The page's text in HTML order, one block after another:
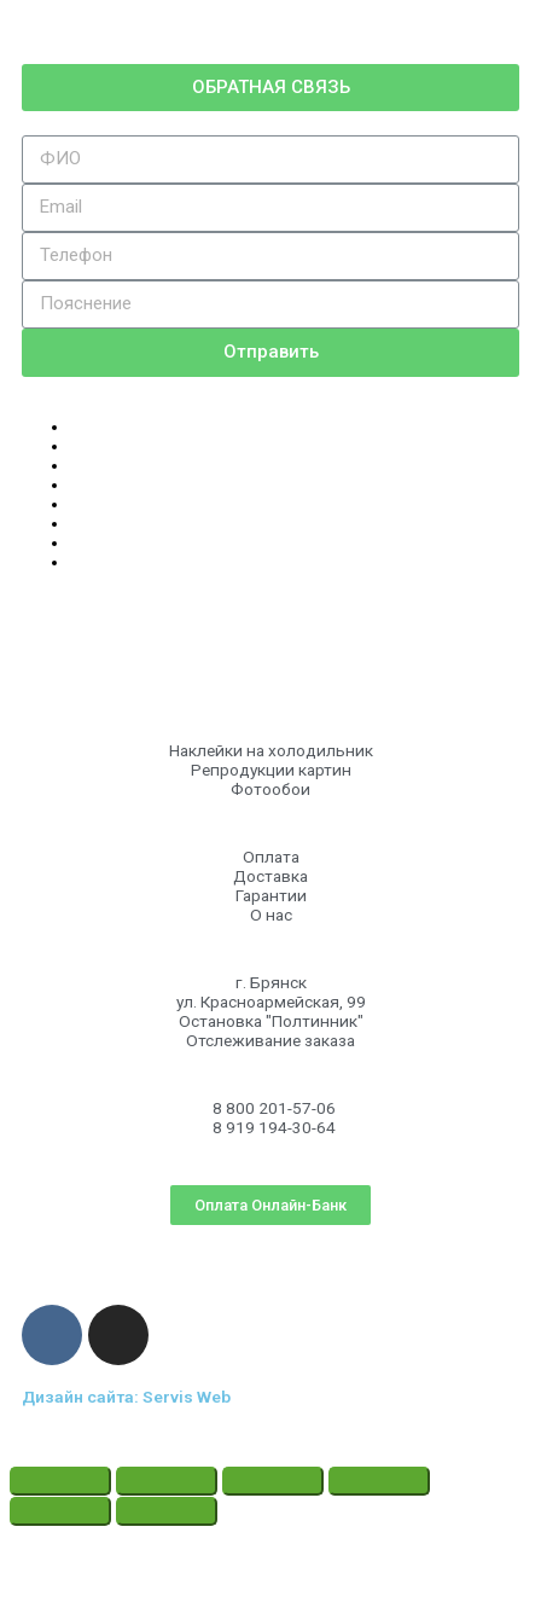
ОБРАТНАЯ СВЯЗЬ
Отправить
Наклейки на холодильник
Репродукции картин
Фотообои
Оплата
Доставка
Гарантии
О нас
г. Брянск
ул. Красноармейская, 99
Остановка "Полтинник"
Отслеживание заказа
8 800 201-57-06
8 919 194-30-64
Оплата Онлайн-Банк
Дизайн сайта: Servis Web